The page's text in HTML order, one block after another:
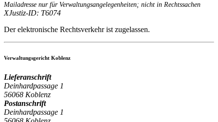
Mailadresse nur für Verwaltungsangelegenheiten; nicht in Rechtssachen
XJustiz-ID: T6074
Der elektronische Rechtsverkehr ist zugelassen.
Verwaltungsgericht Koblenz
Lieferanschrift
Deinhardpassage 1
56068 Koblenz
Postanschrift
Deinhardpassage 1